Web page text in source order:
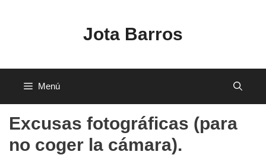
Jota Barros
Menú
Excusas fotográficas (para
no coger la cámara).